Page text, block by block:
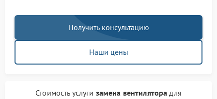
Получить консультацию
Наши цены
Стоимость услуги замена вентилятора для